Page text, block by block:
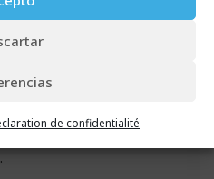
de confidentialité
services. Pour ces
que l’identité
vérifiée afin de savoir
Pour cette raison,
rassurent les clients